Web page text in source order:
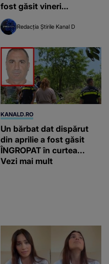
fost găsit vineri
dimineața
Redacția Știrile Kanal D
KANALD.RO
Un bărbat dat dispărut
din aprilie a fost găsit
ÎNGROPAT în curtea...
Vezi mai mult